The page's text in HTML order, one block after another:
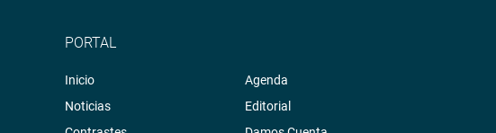
PORTAL
Inicio
Noticias
Agenda
Editorial